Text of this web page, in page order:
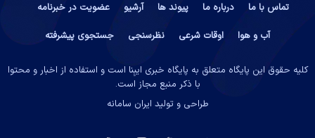
تماس با ما درباره ما پیوند ها آرشیو
عضویت در خبرنامه
آب و هوا
اوقات شرعی نظرسنجی جستجوی پیشرفته
کلیه حقوق این پایگاه متعلق به پایگاه خبری ایبِنا است و استفاده از اخبار و محتوا
با ذکر منبع مجاز است.
طراحی و تولید ایران سامانه